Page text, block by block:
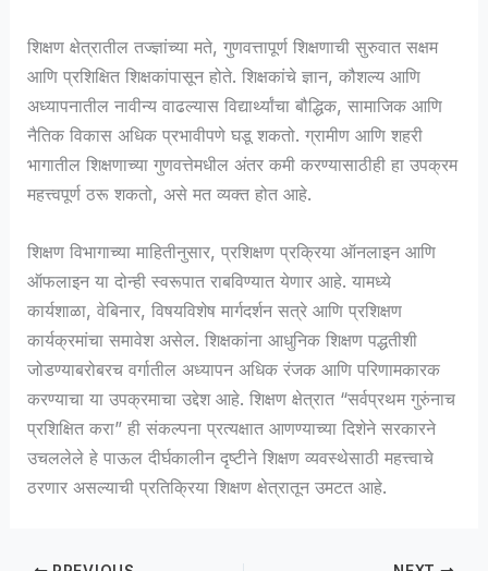
शिक्षण क्षेत्रातील तज्ज्ञांच्या मते, गुणवत्तापूर्ण शिक्षणाची सुरुवात सक्षम
आणि प्रशिक्षित शिक्षकांपासून होते. शिक्षकांचे ज्ञान, कौशल्य आणि
अध्यापनातील नावीन्य वाढल्यास विद्यार्थ्यांचा बौद्धिक, सामाजिक आणि
नैतिक विकास अधिक प्रभावीपणे घडू शकतो. ग्रामीण आणि शहरी
भागातील शिक्षणाच्या गुणवत्तेमधील अंतर कमी करण्यासाठीही हा उपक्रम
महत्त्वपूर्ण ठरू शकतो, असे मत व्यक्त होत आहे.
शिक्षण विभागाच्या माहितीनुसार, प्रशिक्षण प्रक्रिया ऑनलाइन आणि
ऑफलाइन या दोन्ही स्वरूपात राबविण्यात येणार आहे. यामध्ये
कार्यशाळा, वेबिनार, विषयविशेष मार्गदर्शन सत्रे आणि प्रशिक्षण
कार्यक्रमांचा समावेश असेल. शिक्षकांना आधुनिक शिक्षण पद्धतीशी
जोडण्याबरोबरच वर्गातील अध्यापन अधिक रंजक आणि परिणामकारक
करण्याचा या उपक्रमाचा उद्देश आहे. शिक्षण क्षेत्रात “सर्वप्रथम गुरुंनाच
प्रशिक्षित करा” ही संकल्पना प्रत्यक्षात आणण्याच्या दिशेने सरकारने
उचललेले हे पाऊल दीर्घकालीन दृष्टीने शिक्षण व्यवस्थेसाठी महत्त्वाचे
ठरणार असल्याची प्रतिक्रिया शिक्षण क्षेत्रातून उमटत आहे.